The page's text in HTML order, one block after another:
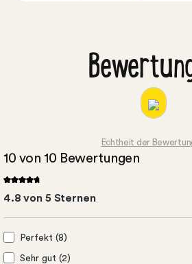
Echtheit der
10 von 10 Bewertungen
4.8 von 5 Sternen
Perfekt (8)
Sehr gut (2)